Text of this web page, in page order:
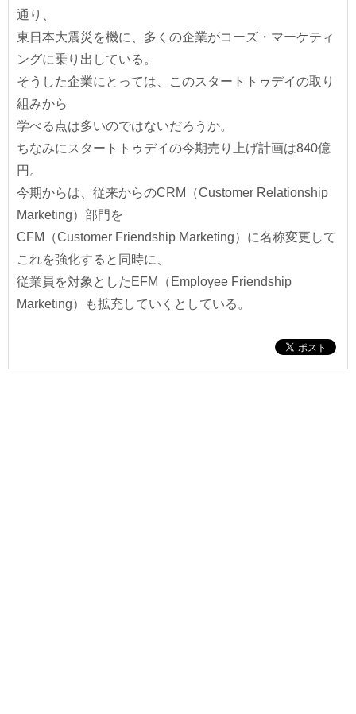
通り、
東日本大震災を機に、多くの企業がコーズ・マーケティ
ングに乗り出している。
そうした企業にとっては、このスタートトゥデイの取り
組みから
学べる点は多いのではないだろうか。
ちなみにスタートトゥデイの今期売り上げ計画は840億
円。
今期からは、従来からのCRM（Customer Relationship
Marketing）部門を
CFM（Customer Friendship Marketing）に名称変更して
これを強化すると同時に、
従業員を対象としたEFM（Employee Friendship
Marketing）も拡充していくとしている。